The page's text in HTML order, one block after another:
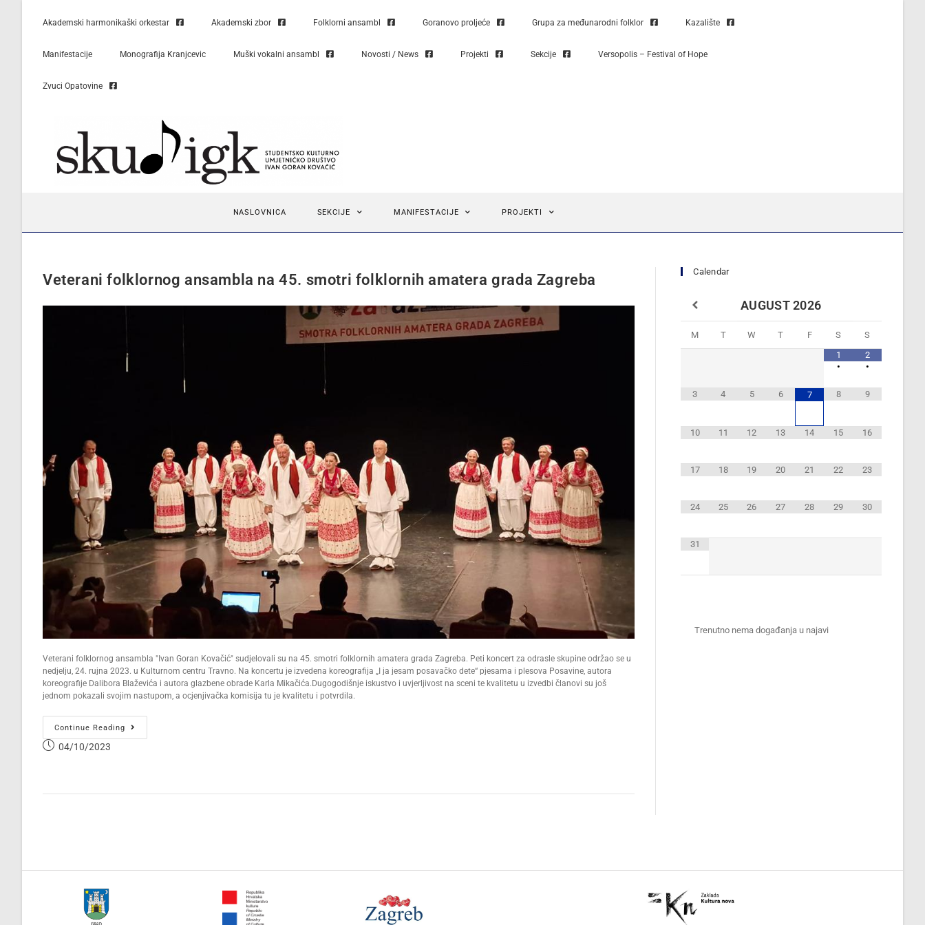
Akademski harmonikaški orkestar Akademski zbor Folklorni ansambl Goranovo proljeće Grupa za međunarodni folklor Kazalište
Manifestacije Monografija Kranjcevic Muški vokalni ansambl Novosti / News Projekti Sekcije Versopolis – Festival of Hope
Zvuci Opatovine
NASLOVNICA SEKCIJE MANIFESTACIJE PROJEKTI
Veterani folklornog ansambla na 45. smotri folklornih amatera grada Zagreba
Veterani folklornog ansambla "Ivan Goran Kovačić" sudjelovali su na 45. smotri folklornih amatera grada Zagreba. Peti koncert za odrasle skupine održao se u
nedjelju, 24. rujna 2023. u Kulturnom centru Travno. Na koncertu je izvedena koreografija „I ja jesam posavačko dete“ pjesama i plesova Posavine, autora
koreografije Dalibora Blaževića i autora glazbene obrade Karla Mikačića.Dugogodišnje iskustvo i uvjerljivost na sceni te kvalitetu u izvedbi članovi su još
jednom pokazali svojim nastupom, a ocjenjivačka komisija tu je kvalitetu i potvrdila.
Continue Reading
04/10/2023
Calendar
AUGUST 2026
M T W T F S
S
1
•
2
•
3 4 5 6 7 8 9
10 11 12 13 14 15 16
17 18 19 20 21 22 23
24 25 26 27 28 29 30
31
Trenutno nema događanja u najavi